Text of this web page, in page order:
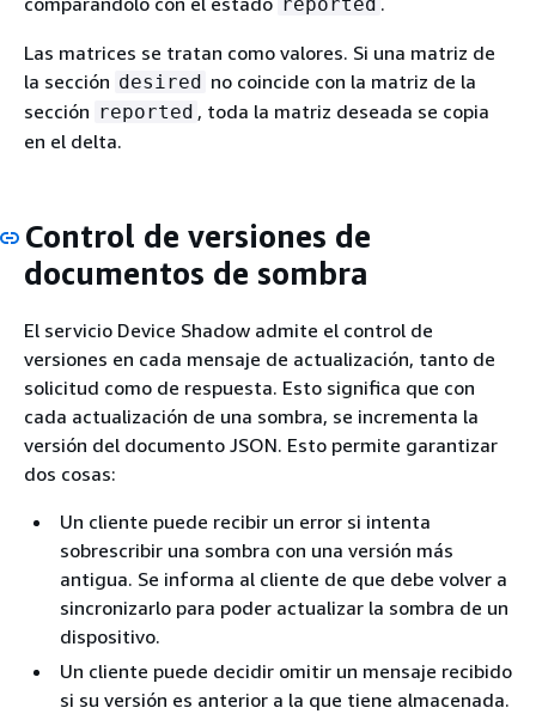
Las matrices se tratan como valores. Si una matriz de
la sección desired no coincide con la matriz de la
sección reported , toda la matriz deseada se copia
en el delta.
Control de versiones de
documentos de sombra
El servicio Device Shadow admite el control de
versiones en cada mensaje de actualización, tanto de
solicitud como de respuesta. Esto significa que con
cada actualización de una sombra, se incrementa la
versión del documento JSON. Esto permite garantizar
dos cosas:
Un cliente puede recibir un error si intenta
sobrescribir una sombra con una versión más
antigua. Se informa al cliente de que debe volver a
sincronizarlo para poder actualizar la sombra de un
dispositivo.
Un cliente puede decidir omitir un mensaje recibido
si su versión es anterior a la que tiene almacenada.